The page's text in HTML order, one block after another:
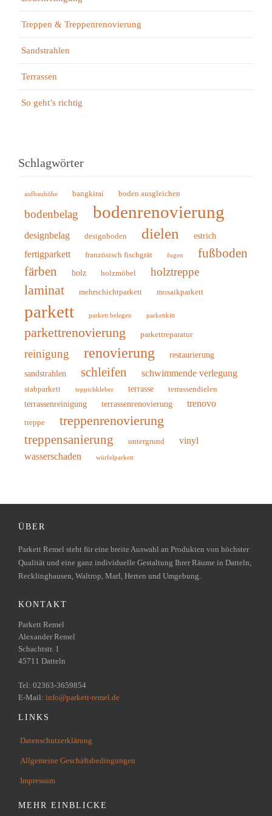
Treppen & Treppenrenovierung
Sandstrahlen
Terrassen
So geht’s richtig
Schlagwörter
aufbauhöhe bangkirai boden ausgleichen
bodenbelag bodenrenovierung
designbelag designboden dielen estrich
fertigparkett französisch fischgrät fugen
fußboden
färben
holz holzmöbel holztreppe
laminat mehrschichtparkett mosaikparkett
parkett parkett belegen parkettkitt
parkettrenovierung parkettreparatur
reinigung renovierung
restaurierung
sandstrahlen
schleifen schwimmende verlegung
stabparkett teppichkleber terrasse terrassendielen
terrassenreinigung terrassenrenovierung trenovo
treppe treppenrenovierung
treppensanierung untergrund
vinyl
wasserschaden
würfelparkett
ÜBER
Parkett Remel steht für eine breite Auswahl an Produkten von höchster
Qualität und eine ganz individuelle Gestaltung Ihrer Räume in Datteln,
Recklinghausen, Waltrop, Marl, Herten und Umgebung.
KONTAKT
Parkett Remel
Alexander Remel
Schachtstr. 1
45711 Datteln
Tel: 02363-3659854
E-Mail: info@parkett-remel.de
LINKS
Datenschutzerklärung
Allgemeine Geschäftsbedingungen
Impressum
MEHR EINBLICKE